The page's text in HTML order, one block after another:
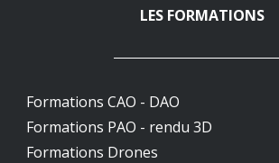
LES FORMATIONS
Formations CAO - DAO
Formations PAO - rendu 3D
Formations Drones